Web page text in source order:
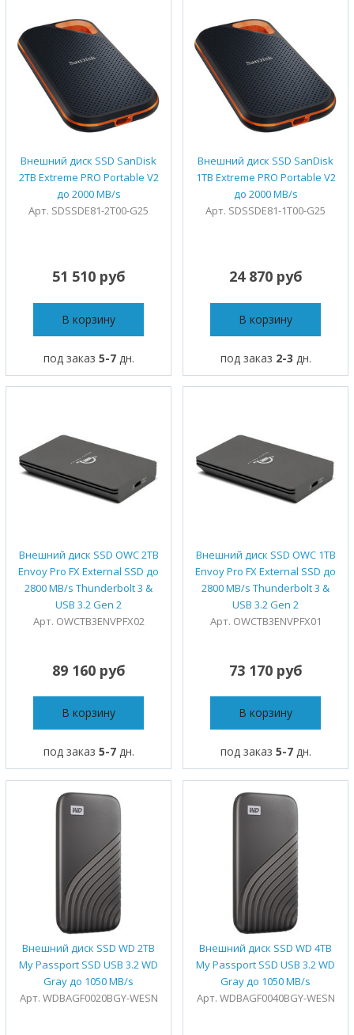
Внешний диск SSD SanDisk
2TB Extreme PRO Portable V2
до 2000 MB/s
Арт. SDSSDE81-2T00-G25
51 510 руб
В корзину
под заказ 5-7дн.
Внешний диск SSD SanDisk
1TB Extreme PRO Portable V2
до 2000 MB/s
Арт. SDSSDE81-1T00-G25
24 870 руб
В корзину
под заказ 2-3 дн.
Внешний диск SSD OWC 2TB
Envoy Pro FX External SSD до
2800 MB/s Thunderbolt 3 &
USB 3.2 Gen 2
Арт. OWCTB3ENVPFX02
89 160 руб
В корзину
под заказ 5-7дн.
Внешний диск SSD OWC 1TB
Envoy Pro FX External SSD до
2800 MB/s Thunderbolt 3 &
USB 3.2 Gen 2
Арт. OWCTB3ENVPFX01
73 170 руб
В корзину
под заказ 5-7дн.
Внешний диск SSD WD 2TB
My Passport SSD USB 3.2 WD
Gray до 1050 MB/s
Арт. WDBAGF0020BGY-WESN
Внешний диск SSD WD 4TB
My Passport SSD USB 3.2 WD
Gray до 1050 MB/s
Арт. WDBAGF0040BGY-WESN